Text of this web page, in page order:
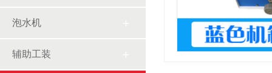
泡水机
辅助工装